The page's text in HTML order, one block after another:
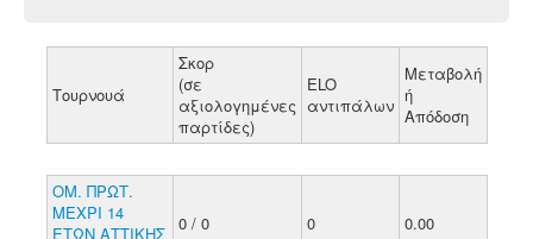
Τουρνουά
Σκορ
(σε
αξιολογημένες
παρτίδες)
ELO
αντιπάλων
Μεταβολή
ή
Απόδοση
ΟΜ. ΠΡΩΤ.
ΜΕΧΡΙ 14
ΕΤΩΝ ΑΤΤΙΚΗΣ
0 / 0 0 0.00